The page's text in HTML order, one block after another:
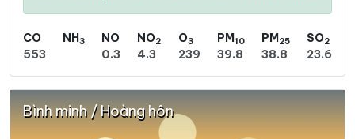
CO
553
NH3
NO
0.3
NO2
4.3
O3
239
PM10
39.8
PM25
38.8
SO2
23.6
Bình minh / Hoàng hôn